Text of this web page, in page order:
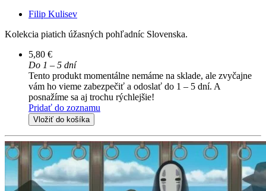
Filip Kulisev
Kolekcia piatich úžasných pohľadníc Slovenska.
5,80 €
Do 1 – 5 dní
Tento produkt momentálne nemáme na sklade, ale zvyčajne
vám ho vieme zabezpečiť a odoslať do 1 – 5 dní. A
posnažíme sa aj trochu rýchlejšie!
Pridať do zoznamu
Vložiť do košíka